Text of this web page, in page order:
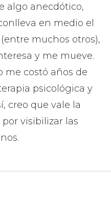
algo anecdótico,
en medio el
muchos otros),
y me mueve.
me costó años de
psicológica y
creo que vale la
visibilizar las